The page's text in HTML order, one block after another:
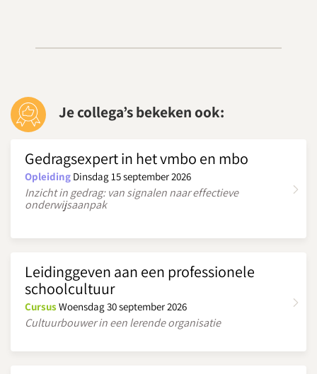
Je collega’s bekeken ook:
Gedragsexpert in het vmbo en mbo
Opleiding Dinsdag 15 september 2026
Inzicht in gedrag: van signalen naar effectieve
onderwijsaanpak
Leidinggeven aan een professionele
schoolcultuur
CursusWoensdag 30 september 2026
Cultuurbouwer in een lerende organisatie